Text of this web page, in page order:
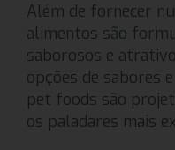
Além de fornecer
alimentos são
saborosos e
opções de sabores
pet foods são
os paladares mais